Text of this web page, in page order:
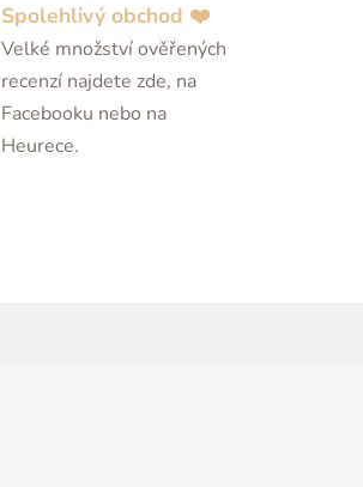
Spolehlivý obchod ❤️
Velké množství ověřených
recenzí najdete zde, na
Facebooku nebo na
Heurece.